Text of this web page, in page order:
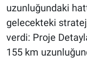
uzunluğundaki
gelecekteki
verdi: Proje
155 km